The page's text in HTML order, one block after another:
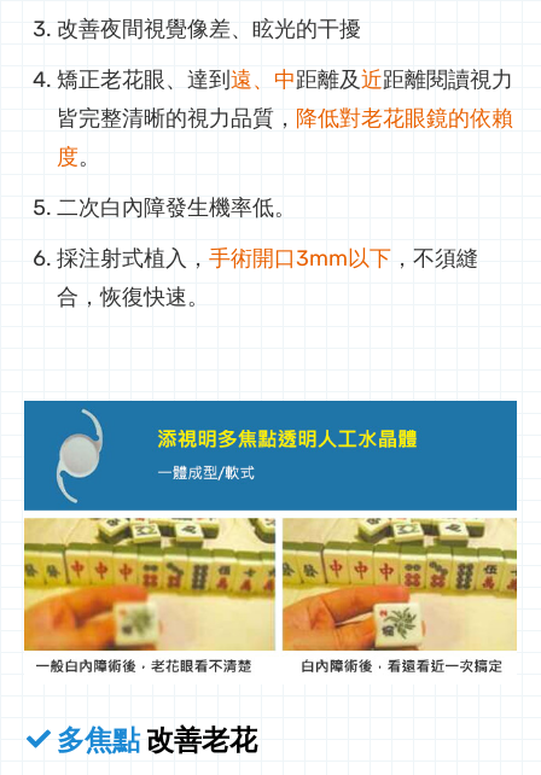
改善夜間視覺像差、眩光的干擾
矯正老花眼、達到 遠、中距離及近距離閱讀視力
皆完整清晰的視力品質， 降低對老花眼鏡的依賴
度。
二次白內障發生機率低。
採注射式植入， 手術開口3mm以下 ，不須縫
合，恢復快速。
多焦點 改善老花